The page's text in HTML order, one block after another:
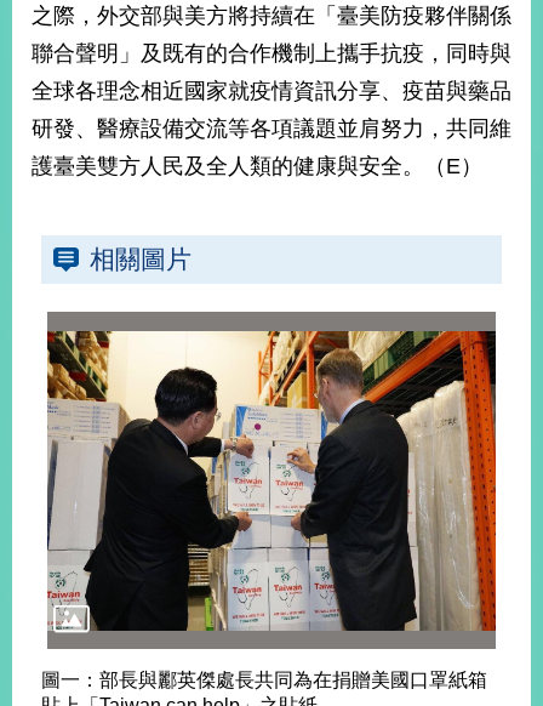
國
與
地
國
府
資
訊
公
開
為
服
本
相
關
之際，外交部與美方將持續在「臺美防疫夥伴關係
聯合聲明」及既有的合作機制上攜手抗疫，同時與
全球各理念相近國家就疫情資訊分享、疫苗與藥品
研發、醫療設備交流等各項議題並肩努力，共同維
護臺美雙方人民及全人類的健康與安全。（E）
相關圖片
圖一：部長與酈英傑處長共同為在捐贈美國口罩紙箱